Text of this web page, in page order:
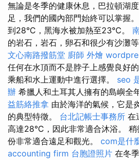
無論是冬季的健康休息，巴拉頓湖
足，我們的國內部門始終可以掌握
到28°C，黑海水被加熱至23°C。
的岩石，岩石，卵石和很少有沙灘
文心南路撥筋堂 廚師 外燴
任何在水頂而不是脖子上感覺良好
乘船和水上運動中進行選擇。 seo
辦 希臘人和土耳其人擁有的島嶼全
益筋絡推拿 由於海洋的氣候，它是
的典型特徵。 台北記帳士事務所 在
高達28°C，因此非常適合沐浴。
份非常適合遠足和觀光。 com是什
accounting firm 台胞證照片 在冬